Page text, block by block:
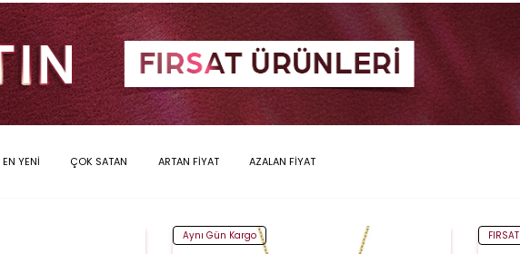
EN YENİ ÇOK SATAN ARTAN FİYAT AZALAN FİYAT
Aynı Gün Kargo FIRSAT